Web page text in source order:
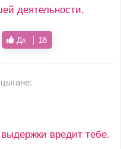
деятельности.
Да 18
вредит тебе.